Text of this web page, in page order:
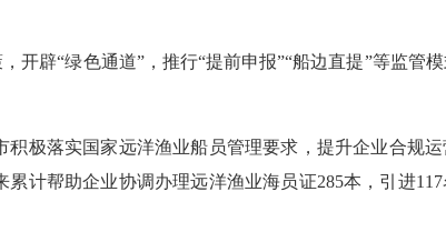
辟“绿色通道”，推行“提前申报”“船边直提”等监管
落实国家远洋渔业船员管理要求，提升企业合规运
计帮助企业协调办理远洋渔业海员证285本，引进117